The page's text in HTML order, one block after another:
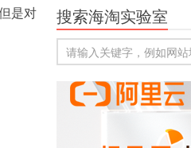
是对
搜索海淘实验室